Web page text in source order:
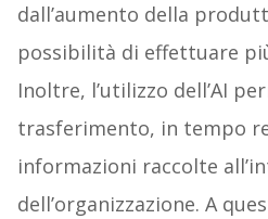
dall’aumento della
possibilità di effettuare
Inoltre, l’utilizzo dell’AI
trasferimento, in tempo
informazioni raccolte
dell’organizzazione. A